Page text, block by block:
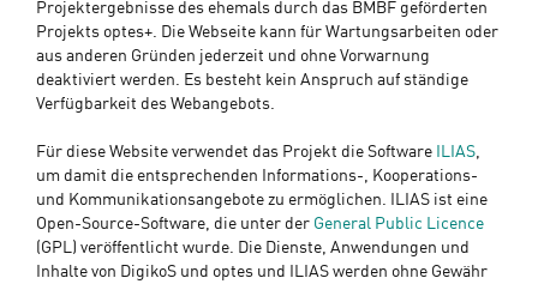
Projektergebnisse des ehemals durch das BMBF geförderten
Projekts optes+. Die Webseite kann für Wartungsarbeiten oder
aus anderen Gründen jederzeit und ohne Vorwarnung
deaktiviert werden. Es besteht kein Anspruch auf ständige
Verfügbarkeit des Webangebots.
Für diese Website verwendet das Projekt die Software ILIAS,
um damit die entsprechenden Informations-, Kooperations-
und Kommunikationsangebote zu ermöglichen. ILIAS ist eine
Open-Source-Software, die unter der General Public Licence
(GPL) veröffentlicht wurde. Die Dienste, Anwendungen und
Inhalte von DigikoS und optes und ILIAS werden ohne Gewähr